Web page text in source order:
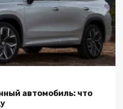
автомобиль: что